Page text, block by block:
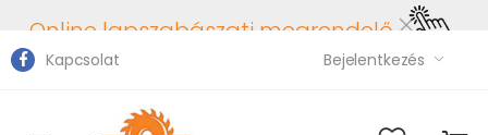
Online lapszabászati megrendelő
Kapcsolat Bejelentkezés